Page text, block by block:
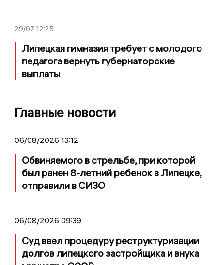
29/07 12:25
Липецкая гимназия требует с молодого
педагога вернуть губернаторские
выплаты
Главные новости
06/08/2026 13:12
Обвиняемого в стрельбе, при которой
был ранен 8-летний ребенок в Липецке,
отправили в СИЗО
06/08/2026 09:39
Суд ввел процедуру реструктуризации
долгов липецкого застройщика и внука